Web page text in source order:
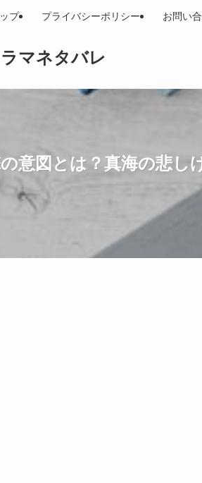
ラマネタバレ
プ プライバシーポリシー お問い
意図とは？真海の悲し